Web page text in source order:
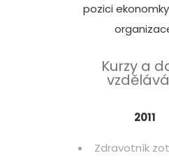
pozici
Kurzy a
2011
Zdravotník